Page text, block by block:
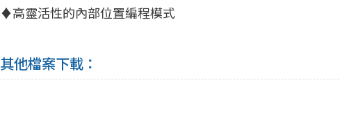
♦高靈活性的內部位置編程模式
其他檔案下載：